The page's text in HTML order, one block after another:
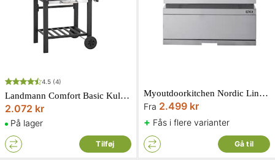
4.5 (4)
Landmann Comfort Basic Kulgrillvogn med Grillrist i Støbejern
2.072 kr
På lager
Tilføj
Myoutdoorkitchen Nordic Line integreret kulgrill
Fra 2.499 kr
+ Fås i flere varianter
Gå til